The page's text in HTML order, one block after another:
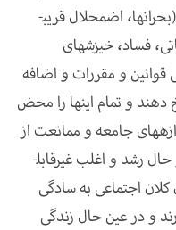
اجتماعی-اقتصادی کنونی آفریده است(بحران­ها، اضمحلال قریب­
فساد، خیزش­های
قوانین و مقررات و اضافه
دهند و تمام این­ها را محض
جامعه و ممانعت از
رشد و اغلب غیرقابل­
کلان اجتماعی به سادگی
و در عین حال زندگی